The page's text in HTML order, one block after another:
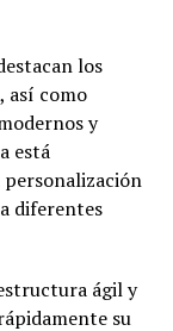
los
así como
y
está
diferentes
ágil y
su